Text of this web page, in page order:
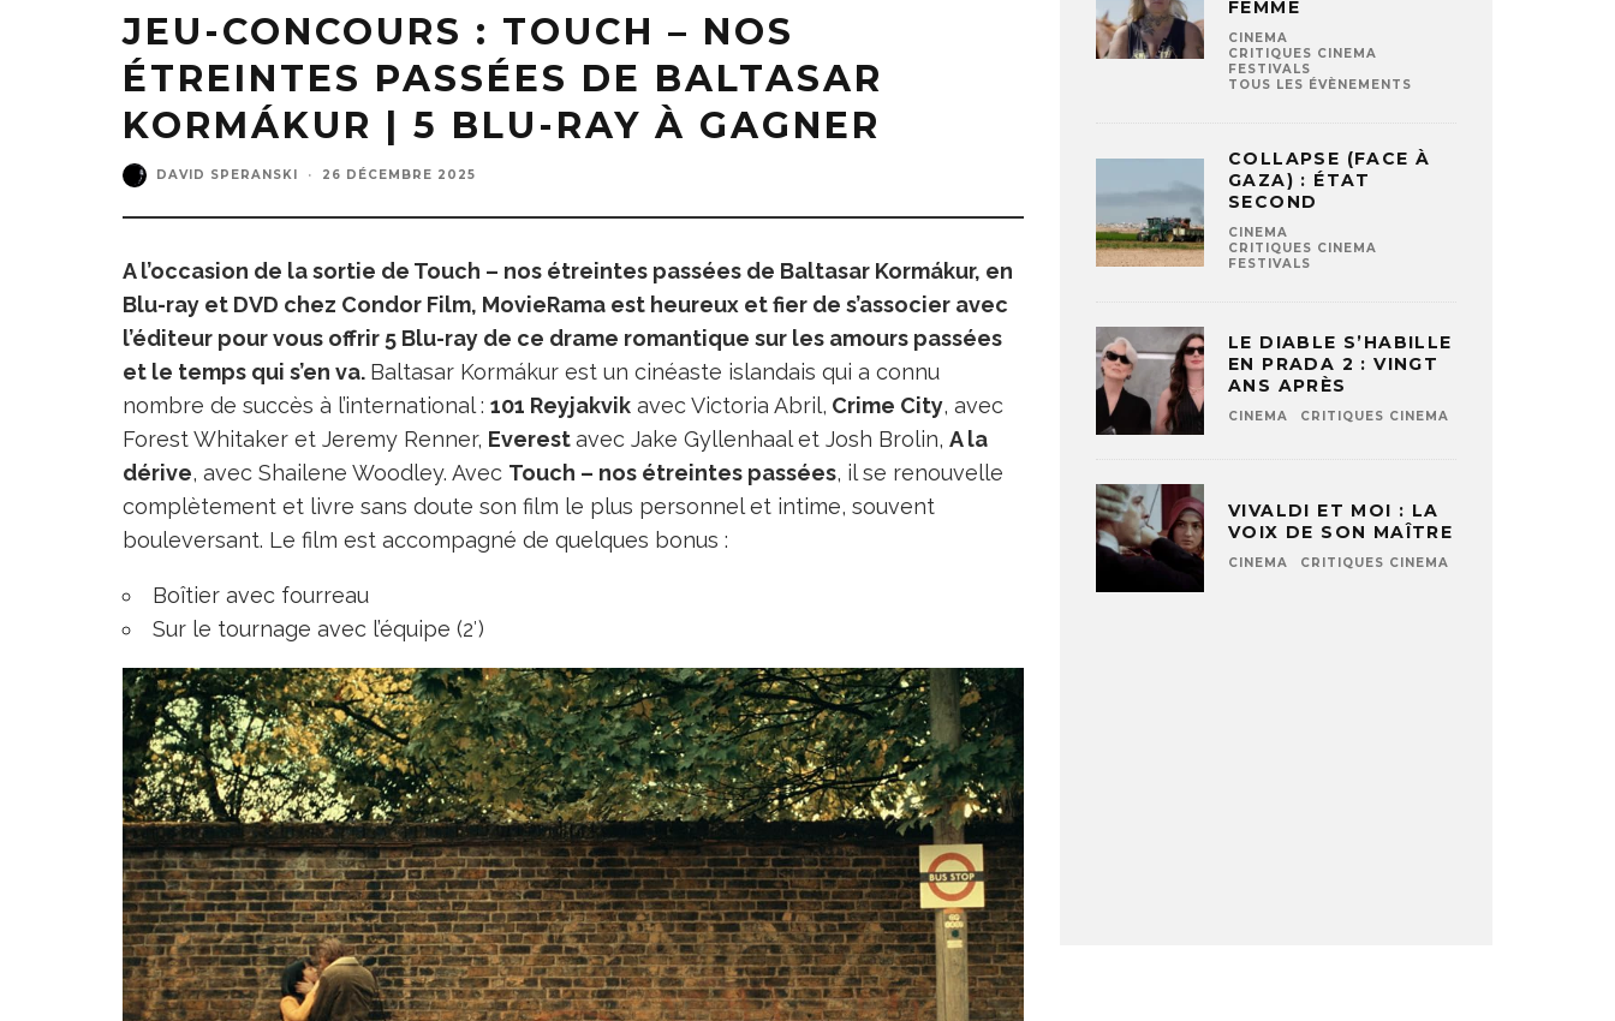
JEU-CONCOURS : TOUCH – NOS
ÉTREINTES PASSÉES DE BALTASAR
KORMÁKUR | 5 BLU-RAY À GAGNER
DAVID SPERANSKI · 26 DÉCEMBRE 2025
A l’occasion de la sortie de Touch – nos étreintes passées de Baltasar Kormákur, en
Blu-ray et DVD chez Condor Film, MovieRama est heureux et fier de s’associer avec
l’éditeur pour vous offrir 5 Blu-ray de ce drame romantique sur les amours passées
et le temps qui s’en va. Baltasar Kormákur est un cinéaste islandais qui a connu
nombre de succès à l’international : 101 Reyjakvik avec Victoria Abril, Crime City, avec
Forest Whitaker et Jeremy Renner, Everestavec Jake Gyllenhaal et Josh Brolin, A la
dérive, avec Shailene Woodley. Avec Touch – nos étreintes passées, il se renouvelle
complètement et livre sans doute son film le plus personnel et intime, souvent
bouleversant. Le film est accompagné de quelques bonus :
Boîtier avec fourreau
Sur le tournage avec l’équipe (2′)
FEMME
CINEMA
CRITIQUES CINEMA
FESTIVALS
TOUS LES ÉVÈNEMENTS
COLLAPSE (FACE À
GAZA) : ÉTAT
SECOND
CINEMA
CRITIQUES CINEMA
FESTIVALS
LE DIABLE S’HABILLE
EN PRADA 2 : VINGT
ANS APRÈS
CINEMA CRITIQUES CINEMA
VIVALDI ET MOI : LA
VOIX DE SON MAÎTRE
CINEMA CRITIQUES CINEMA